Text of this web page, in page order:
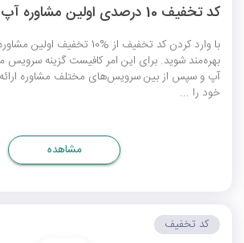
کد تخفیف 10 درصدی اولین مشاوره آپ
با وارد کردن کد تخفیف از %10
بهره‌مند شوید. برای این امر کافیست گزینه سرویس
آپ و سپس از بین سرویس‌های مختلف مشاوره ارائه
خود را ...
مشاهده
کد تخفیف